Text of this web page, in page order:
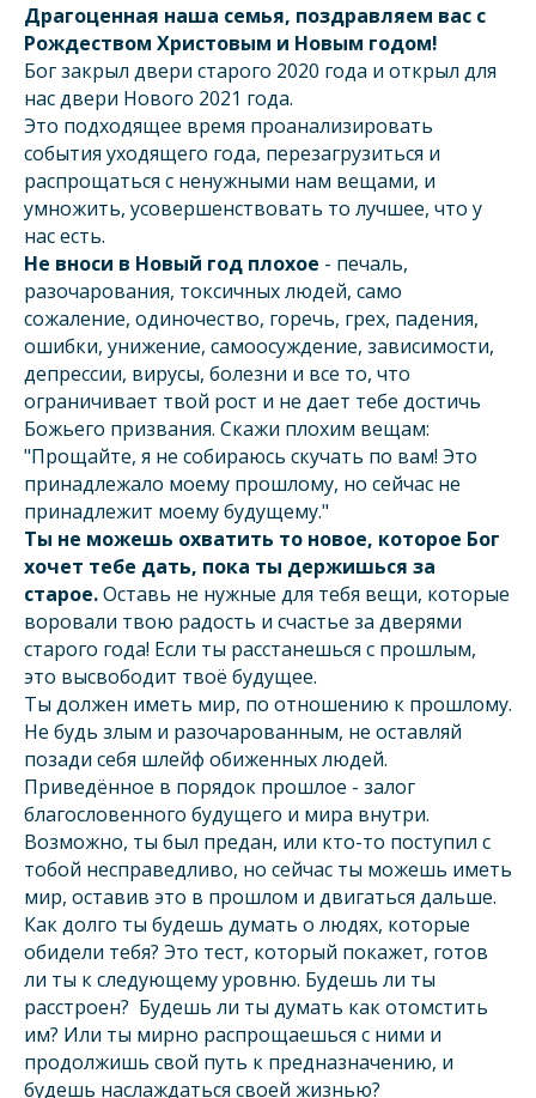
Драгоценная наша семья, поздравляем вас с
Рождеством Христовым и Новым годом!
Бог закрыл двери старого 2020 года и открыл для
нас двери Нового 2021 года.
Это подходящее время проанализировать
события уходящего года, перезагрузиться и
распрощаться с ненужными нам вещами, и
умножить, усовершенствовать то лучшее, что у
нас есть.
Не вноси в Новый год плохое - печаль,
разочарования, токсичных людей, само
сожаление, одиночество, горечь, грех, падения,
ошибки, унижение, самоосуждение, зависимости,
депрессии, вирусы, болезни и все то, что
ограничивает твой рост и не дает тебе достичь
Божьего призвания. Скажи плохим вещам:
"Прощайте, я не собираюсь скучать по вам! Это
принадлежало моему прошлому, но сейчас не
принадлежит моему будущему."
Ты не можешь охватить то новое, которое Бог
хочет тебе дать, пока ты держишься за
старое.Оставь не нужные для тебя вещи, которые
воровали твою радость и счастье за дверями
старого года! Если ты расстанешься с прошлым,
это высвободит твоё будущее.
Ты должен иметь мир, по отношению к прошлому.
Не будь злым и разочарованным, не оставляй
позади себя шлейф обиженных людей.
Приведённое в порядок прошлое - залог
благословенного будущего и мира внутри.
Возможно, ты был предан, или кто-то поступил с
тобой несправедливо, но сейчас ты можешь иметь
мир, оставив это в прошлом и двигаться дальше.
Как долго ты будешь думать о людях, которые
обидели тебя? Это тест, который покажет, готов
ли ты к следующему уровню. Будешь ли ты
расстроен? Будешь ли ты думать как отомстить
им? Или ты мирно распрощаешься с ними и
продолжишь свой путь к предназначению, и
будешь наслаждаться своей жизнью?